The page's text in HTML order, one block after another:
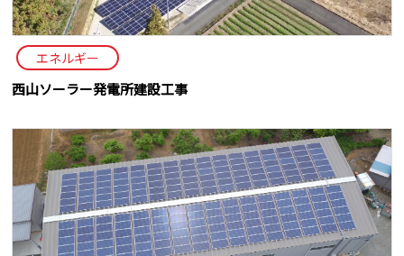
エネルギー
西山ソーラー発電所建設工事